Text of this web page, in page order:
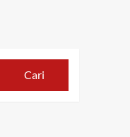
Cari